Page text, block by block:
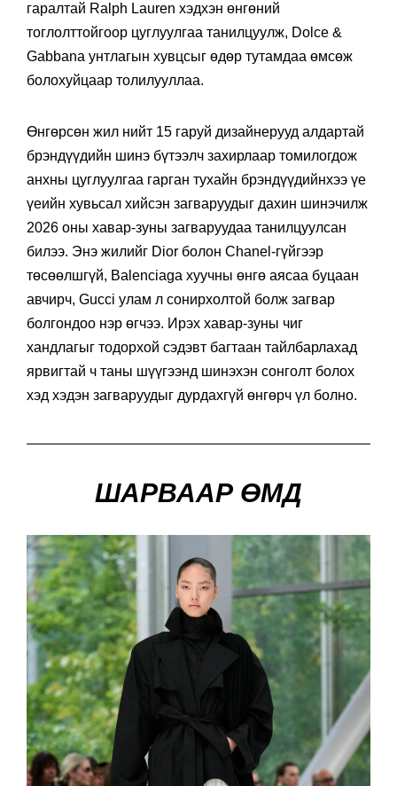
гаралтай Ralph Lauren хэдхэн өнгөний
тоглолттойгоор цуглуулгаа танилцуулж, Dolce &
Gabbana унтлагын хувцсыг өдөр тутамдаа өмсөж
болохуйцаар толилууллаа.
Өнгөрсөн жил нийт 15 гаруй дизайнерууд алдартай
брэндүүдийн шинэ бүтээлч захирлаар томилогдож
анхны цуглуулгаа гарган тухайн брэндүүдийнхээ үе
үеийн хувьсал хийсэн загваруудыг дахин шинэчилж
2026 оны хавар-зуны загваруудаа танилцуулсан
билээ. Энэ жилийг Dior болон Chanel-гүйгээр
төсөөлшгүй, Balenciaga хуучны өнгө аясаа буцаан
авчирч, Gucci улам л сонирхолтой болж загвар
болгондоо нэр өгчээ. Ирэх хавар-зуны чиг
хандлагыг тодорхой сэдэвт багтаан тайлбарлахад
ярвигтай ч таны шүүгээнд шинэхэн сонголт болох
хэд хэдэн загваруудыг дурдахгүй өнгөрч үл болно.
ШАРВААР ӨМД